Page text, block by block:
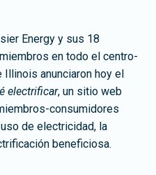
Energy y sus 18
en todo el centro-
anunciaron hoy el
electrificar, un sitio web
consumidores
de electricidad, la
beneficiosa.